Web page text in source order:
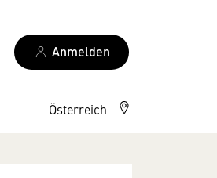
Anmelden
Österreich